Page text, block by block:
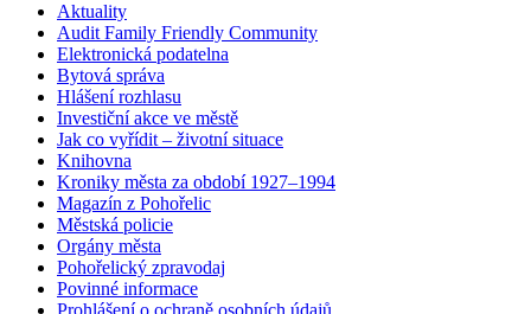
Aktuality
Audit Family Friendly Community
Elektronická podatelna
Bytová správa
Hlášení rozhlasu
Investiční akce ve městě
Jak co vyřídit – životní situace
Knihovna
Kroniky města za období 1927–1994
Magazín z Pohořelic
Městská policie
Orgány města
Pohořelický zpravodaj
Povinné informace